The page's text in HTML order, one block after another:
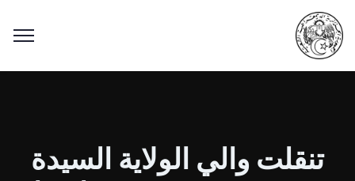
تنقلت والي الولاية السيدة